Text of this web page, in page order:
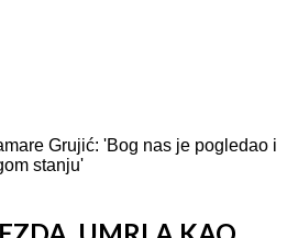
Grujić: 'Bog nas je pogledao i
stanju'